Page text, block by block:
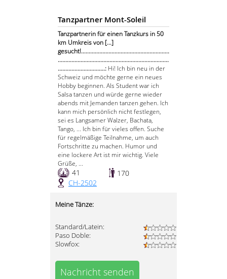
Tanzpartner Mont-Soleil
Tanzpartnerin für einen Tanzkurs in 50
km Umkreis von [...]
gesucht!..........................................................
.........................................................................
...............................: Hi! Ich bin neu in der
Schweiz und möchte gerne ein neues
Hobby beginnen. Als Student war ich
Salsa tanzen und würde gerne wieder
abends mit Jemanden tanzen gehen. Ich
kann mich persönlich nicht festlegen,
sei es Langsamer Walzer, Bachata,
Tango, ... Ich bin für vieles offen. Suche
für regelmäßige Teilnahme, um auch
Fortschritte zu machen. Humor und
eine lockere Art ist mir wichtig. Viele
Grüße, ...
41
170
CH-2502
Meine Tänze:
Standard/Latein:
Paso Doble:
Slowfox:
Nachricht senden